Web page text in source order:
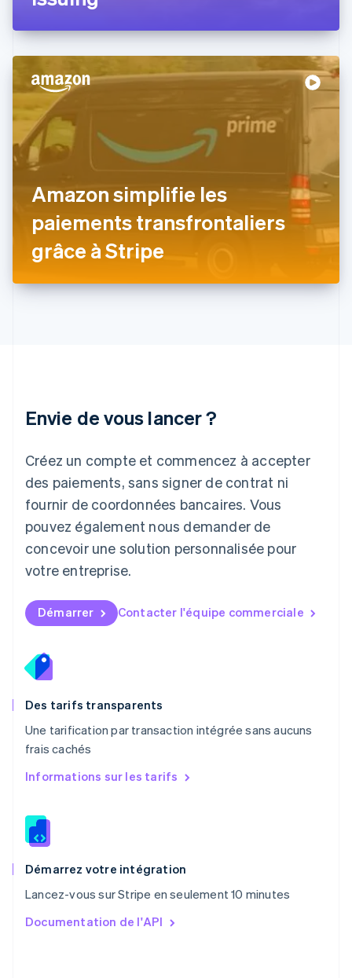
Amazon simplifie les
paiements transfrontaliers
grâce à Stripe
Envie de vous lancer ?
Créez un compte et commencez à accepter
des paiements, sans signer de contrat ni
fournir de coordonnées bancaires. Vous
pouvez également nous demander de
concevoir une solution personnalisée pour
votre entreprise.
Démarrer Contacter l'équipe commerciale
Des tarifs transparents
Une tarification par transaction intégrée sans aucuns
frais cachés
Informations sur les tarifs
Démarrez votre intégration
Lancez-vous sur Stripe en seulement 10 minutes
Documentation de l'API
Español English
English
États-Unis
Finlande
English
France
Français English
Gibraltar
English
English
Inde
English
English
Deutsch English
Luxembourg
FrançaisDeutsch English
Malaisie
English 简体中文
Malte
English
EspañolEnglish
English
Nouvelle-Zélande
Pays-Bas
Nederlands
English
PortuguêsEnglish
R.A.S. de Hong Kong, Chine
English
Roumanie
Royaume-Uni
English
English简体中文
English